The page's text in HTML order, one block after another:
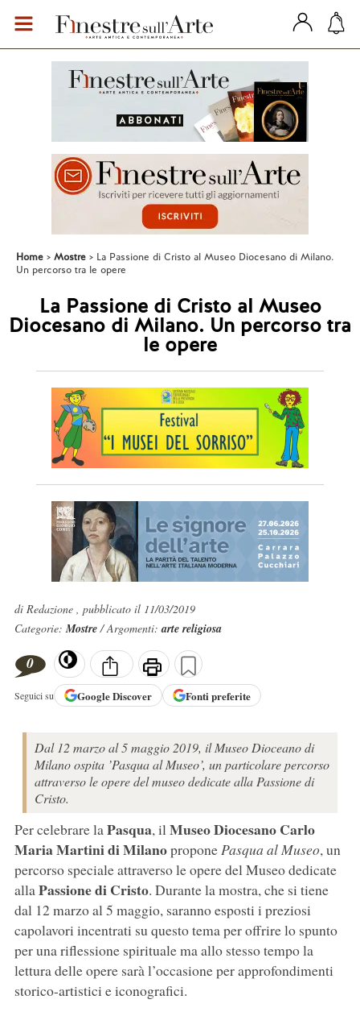
Home Mostre
La Passione di Cristo al Museo Diocesano di Milano.
Un percorso tra le opere
La Passione di Cristo al Museo
Diocesano di Milano. Un percorso tra
le opere
di Redazione , pubblicato il 11/03/2019
Categorie:Mostre/ Argomenti:arte religiosa
0
Seguici su GoogleDiscover Fonti preferite
Dal 12 marzo al 5 maggio 2019, il Museo Dioceano di
Milano ospita ’Pasqua al Museo’, un particolare percorso
attraverso le opere del museo dedicate alla Passione di
Cristo.
Per celebrare laPasqua, ilMuseo Diocesano Carlo
Maria Martini di MilanoproponePasqua al Museo, un
percorso speciale attraverso le opere del Museo dedicate
allaPassione di Cristo. Durante la mostra, che si tiene
dal 12 marzo al 5 maggio, saranno esposti i preziosi
capolavori incentrati su questo tema per offrire lo spunto
per una riflessione spirituale ma allo stesso tempo la
lettura delle opere sarà l’occasione per approfondimenti
storico-artistici e iconografici.